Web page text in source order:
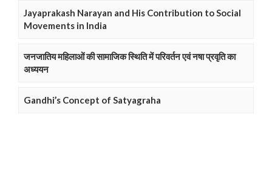
Jayaprakash Narayan and His Contribution to Social
Movements in India
जनजातिय महिलाओं की सामाजिक स्थिति में परिवर्तन एवं नषा प्रवृति का
अध्ययन
Gandhi’s Concept of Satyagraha